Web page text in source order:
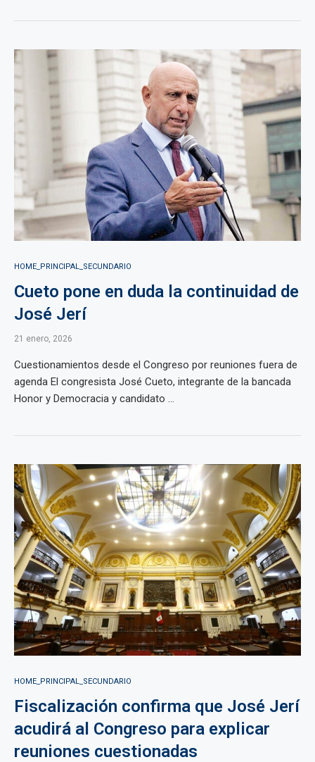
HOME_PRINCIPAL_SECUNDARIO
Cueto pone en duda la continuidad de
José Jerí
21 enero, 2026
Cuestionamientos desde el Congreso por reuniones fuera de
agenda El congresista José Cueto, integrante de la bancada
Honor y Democracia y candidato ...
HOME_PRINCIPAL_SECUNDARIO
Fiscalización confirma que José Jerí
acudirá al Congreso para explicar
reuniones cuestionadas